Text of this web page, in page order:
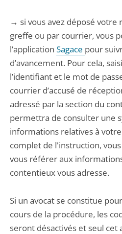
→ si vous avez déposé votre
greffe ou par courrier, vous
l’application Sagace pour
d’avancement. Pour cela,
l’identifiant et le mot de
courrier d’accusé de
adressé par la section du
permettra de consulter une
informations relatives à
complet de l'instruction,
vous référer aux
contentieux vous adresse.
Si un avocat se constitue
cours de la procédure, les
seront désactivés et seul cet